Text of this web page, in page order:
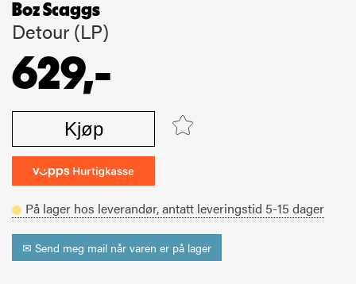
Boz Scaggs
Detour (LP)
629,-
Kjøp
På lager hos leverandør,antatt leveringstid 5-15 dager
✉ Send meg mail når varen er på lager